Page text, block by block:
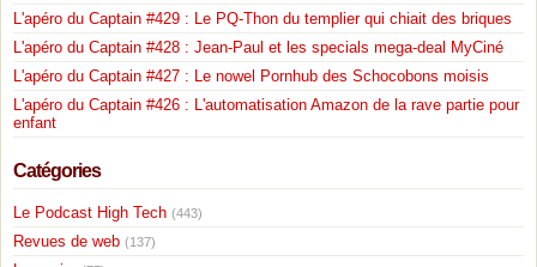
L'apéro du Captain #429 : Le PQ-Thon du templier qui chiait des briques
L'apéro du Captain #428 : Jean-Paul et les specials mega-deal MyCiné
L'apéro du Captain #427 : Le nowel Pornhub des Schocobons moisis
L'apéro du Captain #426 : L'automatisation Amazon de la rave partie pour
enfant
Catégories
Le Podcast High Tech (443)
Revues de web (137)